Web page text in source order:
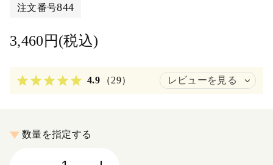
注文番号844
3,460円(税込)
4.9 （29） レビューを見る
数量を指定する